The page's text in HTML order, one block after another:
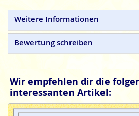
petrochemische Zusätze.
Weitere Informationen
Bewertung schreiben
Wir empfehlen dir die
interessanten Artikel: